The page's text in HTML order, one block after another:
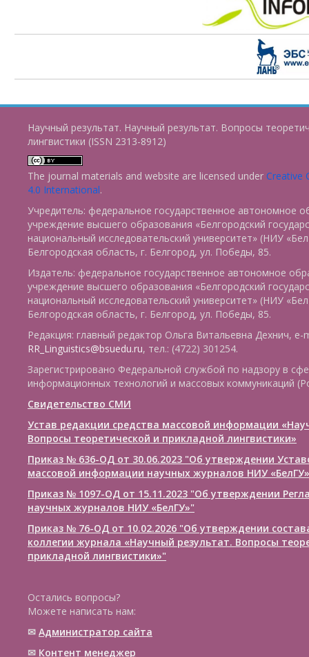
Научный результат. Научный результат. Вопросы
лингвистики (ISSN 2313-8912)
The journal materials and website are licensed under Creative
4.0 International.
Учредитель: федеральное государственное автономное
учреждение высшего образования «Белгородский
национальный исследовательский университет» (НИУ
Белгородская область, г. Белгород, ул. Победы, 85.
Издатель: федеральное государственное автономное
учреждение высшего образования «Белгородский
национальный исследовательский университет» (НИУ
Белгородская область, г. Белгород, ул. Победы, 85.
Редакция: главный редактор Ольга Витальевна Дехнич, e-
RR_Linguistics@bsuedu.ru, тел.: (4722) 301254.
Зарегистрировано Федеральной службой по надзору в
информационных технологий и массовых коммуникаций
Свидетельство СМИ
Устав редакции средства массовой информации
Вопросы теоретической и прикладной лингвистики»
Приказ № 636-ОД от 30.06.2023 "Об утверждении
массовой информации научных журналов НИУ «БелГУ»
Приказ № 1097-ОД от 15.11.2023 "Об утверждении
научных журналов НИУ «БелГУ»"
Приказ № 76-ОД от 10.02.2026 "Об утверждении
коллегии журнала «Научный результат. Вопросы
прикладной лингвистики»"
Остались вопросы?
Можете написать нам:
✉ Администратор сайта
✉ Контент менеджер